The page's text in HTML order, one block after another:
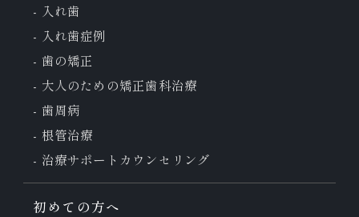
入れ歯
入れ歯症例
歯の矯正
大人のための矯正歯科治療
歯周病
根管治療
治療サポート カウンセリング
初めての方へ